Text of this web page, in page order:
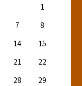
1
7
8
14
15
21
22
28
29